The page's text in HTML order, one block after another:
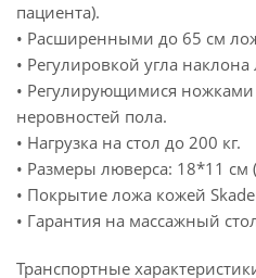
пациента).
• Расширенными до 65 см
• Регулировкой угла
• Регулирующимися
неровностей пола.
• Нагрузка на стол до 200 кг.
• Размеры люверса: 18*11 см
• Покрытие ложа кожей
• Гарантия на массажный
Транспортные